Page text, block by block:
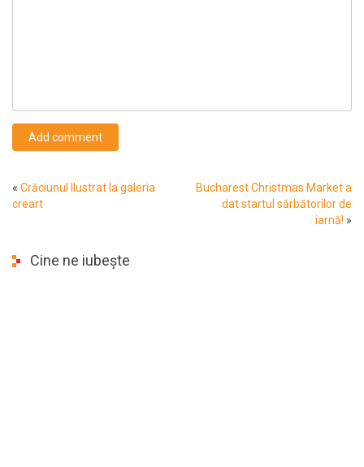
Add comment
« Crăciunul Ilustrat la galeria
creart
Bucharest Christmas Market a
dat startul sărbătorilor de
iarnă! »
Cine ne iubește